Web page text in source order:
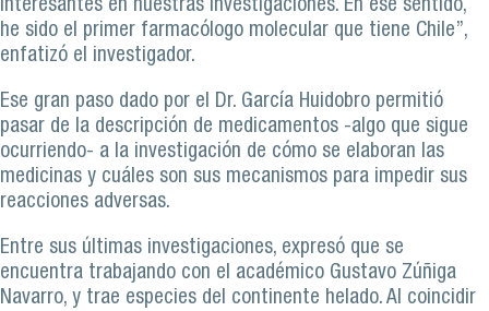
interesantes en nuestras investigaciones. En ese sentido,
he sido el primer farmacólogo molecular que tiene Chile”,
enfatizó el investigador.
Ese gran paso dado por el Dr. García Huidobro permitió
pasar de la descripción de medicamentos -algo que sigue
ocurriendo- a la investigación de cómo se elaboran las
medicinas y cuáles son sus mecanismos para impedir sus
reacciones adversas.
Entre sus últimas investigaciones, expresó que se
encuentra trabajando con el académico Gustavo Zúñiga
Navarro, y trae especies del continente helado. Al coincidir